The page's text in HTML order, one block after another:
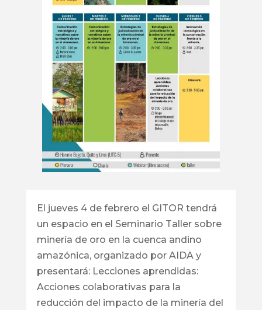
El jueves 4 de febrero el GITOR tendrá
un espacio en el Seminario Taller sobre
minería de oro en la cuenca andino
amazónica, organizado por AIDA y
presentará: Lecciones aprendidas:
Acciones colaborativas para la
reducción del impacto de la minería del